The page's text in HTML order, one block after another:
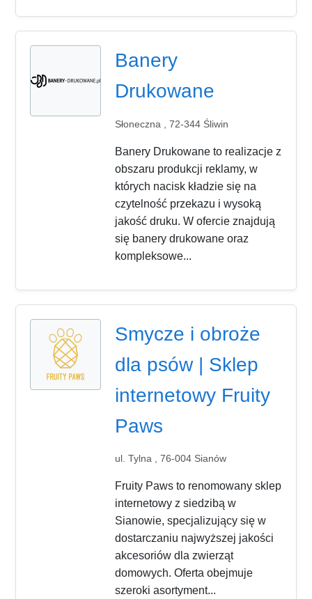
Banery
Drukowane
Słoneczna , 72-344 Śliwin
Banery Drukowane to realizacje z
obszaru produkcji reklamy, w
których nacisk kładzie się na
czytelność przekazu i wysoką
jakość druku. W ofercie znajdują
się banery drukowane oraz
kompleksowe...
Smycze i obroże
dla psów | Sklep
internetowy Fruity
Paws
ul. Tylna , 76-004 Sianów
Fruity Paws to renomowany sklep
internetowy z siedzibą w
Sianowie, specjalizujący się w
dostarczaniu najwyższej jakości
akcesoriów dla zwierząt
domowych. Oferta obejmuje
szeroki asortyment...